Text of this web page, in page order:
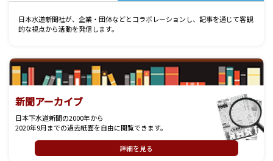
日本水道新聞社が、企業・団体などとコラボレーションし、記事を通じて客観
的な視点から活動を発信します。
新聞アーカイブ
日本下水道新聞の2000年から
2020年9月までの過去紙面を自由に閲覧できます。
詳細を見る